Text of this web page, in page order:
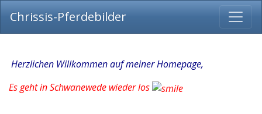
Chrissis-Pferdebilder
Herzlichen Willkommen auf meiner Homepage,
Es geht in Schwanewede wieder los